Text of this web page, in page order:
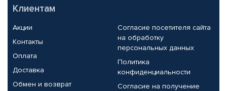
Клиентам
Акции
Контакты
Оплата
Доставка
Обмен и возврат
Согласие посетителя сайта
на обработку
персональных данных
Политика
конфиденциальности
Согласие на получение